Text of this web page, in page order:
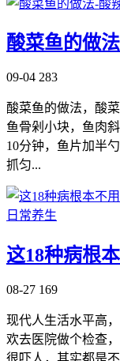
酸菜鱼的做
09-04 283
酸菜鱼的做法，酸
鱼骨剁小块，鱼肉
10分钟，鱼片加半
抓匀...
日常养生
这18种病根
08-27 169
现代人生活水平高
欢去医院做个检查